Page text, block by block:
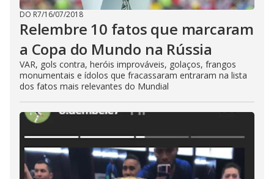
DO R7/16/07/2018
Relembre 10 fatos que marcaram
a Copa do Mundo na Rússia
VAR, gols contra, heróis improváveis, golaços, frangos
monumentais e ídolos que fracassaram entraram na lista
dos fatos mais relevantes do Mundial